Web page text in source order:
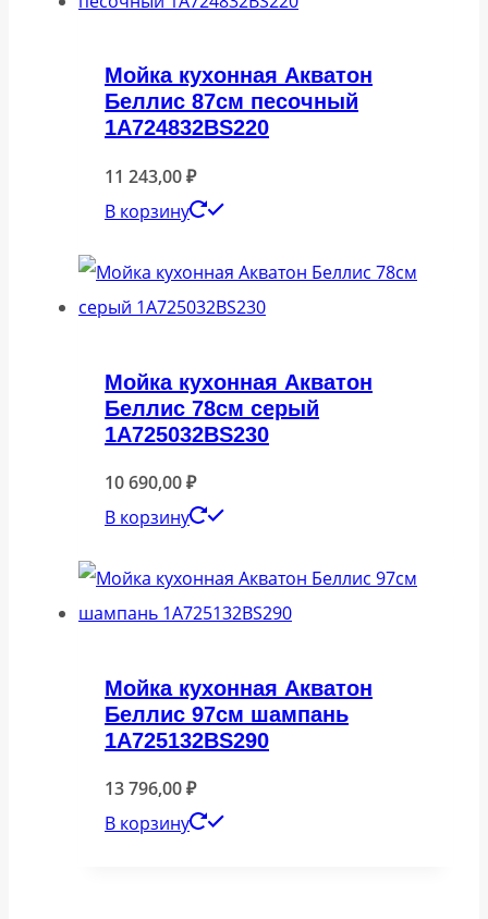
Мойка кухонная Акватон
Беллис 87см песочный
1A724832BS220
11 243,00₽
В корзину
Мойка кухонная Акватон
Беллис 78см серый
1A725032BS230
10 690,00₽
В корзину
Мойка кухонная Акватон
Беллис 97см шампань
1A725132BS290
13 796,00₽
В корзину